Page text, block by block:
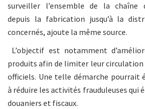
surveiller l’ensemble de la chaîne
depuis la fabrication jusqu’à la
concernés, ajoute la même source.
L’objectif est notamment
produits afin de limiter leur circulation
officiels. Une telle démarche pourrait
à réduire les activités frauduleuses qui
douaniers et fiscaux.